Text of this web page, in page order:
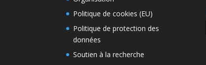
Politique de cookies (EU)
Politique de protection des
données
Soutien à la recherche